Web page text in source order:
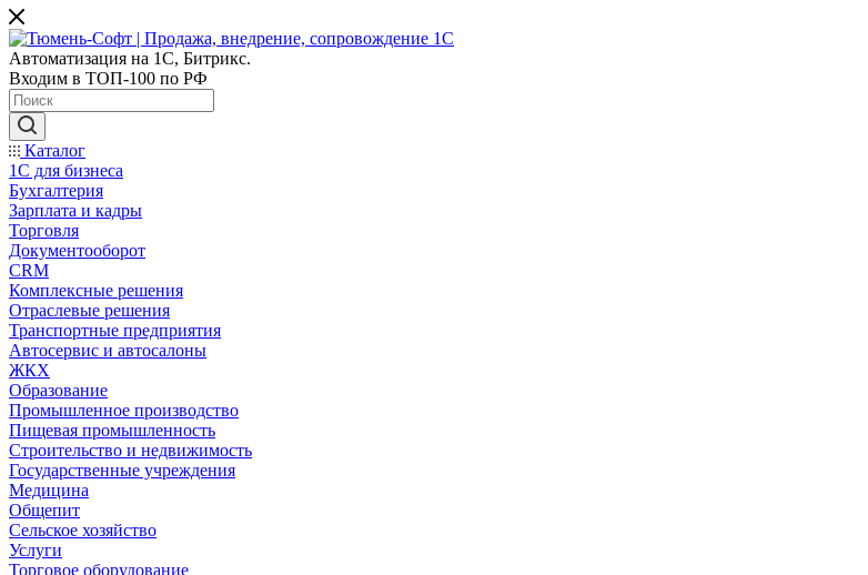
Автоматизация на 1С, Битрикс.
Входим в ТОП-100 по РФ
Каталог
1С для бизнеса
Бухгалтерия
Зарплата и кадры
Торговля
Документооборот
CRM
Комплексные решения
Отраслевые решения
Транспортные предприятия
Автосервис и автосалоны
ЖКХ
Образование
Промышленное производство
Пищевая промышленность
Строительство и недвижимость
Государственные учреждения
Медицина
Общепит
Сельское хозяйство
Услуги
Торговое оборудование